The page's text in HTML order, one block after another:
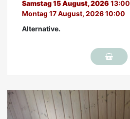
Samstag 15 August, 2026 13:00
Montag 17 August, 2026 10:00
Alternative.